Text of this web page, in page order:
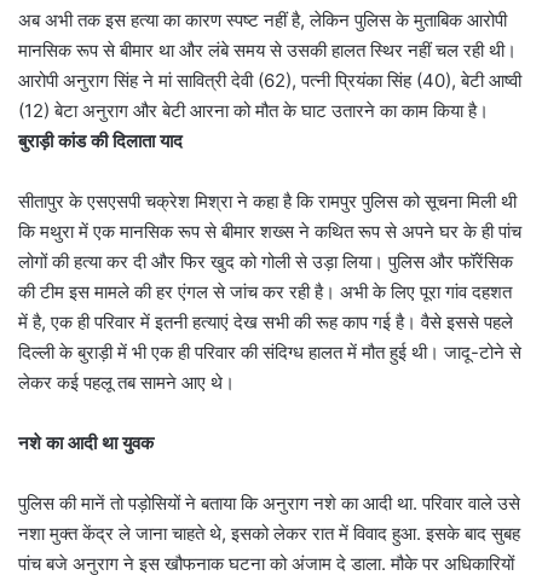
अब अभी तक इस हत्या का कारण स्पष्ट नहीं है, लेकिन पुलिस के मुताबिक आरोपी
मानसिक रूप से बीमार था और लंबे समय से उसकी हालत स्थिर नहीं चल रही थी।
आरोपी अनुराग सिंह ने मां सावित्री देवी (62), पत्नी प्रियंका सिंह (40), बेटी आष्वी
(12) बेटा अनुराग और बेटी आरना को मौत के घाट उतारने का काम किया है।
बुराड़ी कांड की दिलाता याद
सीतापुर के एसएसपी चक्रेश मिश्रा ने कहा है कि रामपुर पुलिस को सूचना मिली थी
कि मथुरा में एक मानसिक रूप से बीमार शख्स ने कथित रूप से अपने घर के ही पांच
लोगों की हत्या कर दी और फिर खुद को गोली से उड़ा लिया। पुलिस और फॉरेंसिक
की टीम इस मामले की हर एंगल से जांच कर रही है। अभी के लिए पूरा गांव दहशत
में है, एक ही परिवार में इतनी हत्याएं देख सभी की रूह काप गई है। वैसे इससे पहले
दिल्ली के बुराड़ी में भी एक ही परिवार की संदिग्ध हालत में मौत हुई थी। जादू-टोने से
लेकर कई पहलू तब सामने आए थे।
नशे का आदी था युवक
पुलिस की मानें तो पड़ोसियों ने बताया कि अनुराग नशे का आदी था. परिवार वाले उसे
नशा मुक्त केंद्र ले जाना चाहते थे, इसको लेकर रात में विवाद हुआ. इसके बाद सुबह
पांच बजे अनुराग ने इस खौफनाक घटना को अंजाम दे डाला. मौके पर अधिकारियों